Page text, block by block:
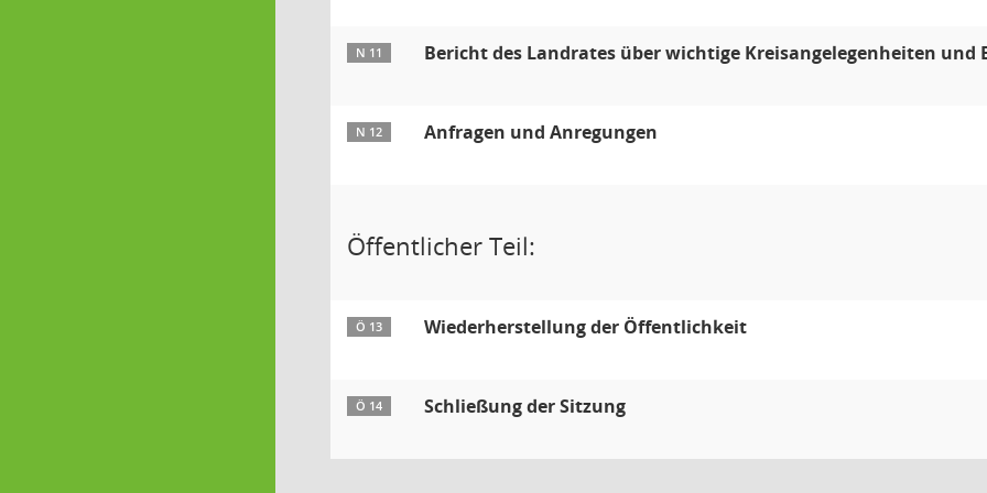
N 11 Bericht des Landrates über wichtige Kreisangelegenheiten und
N 12 Anfragen und Anregungen
Öffentlicher Teil:
Ö 13 Wiederherstellung der Öffentlichkeit
Ö 14 Schließung der Sitzung